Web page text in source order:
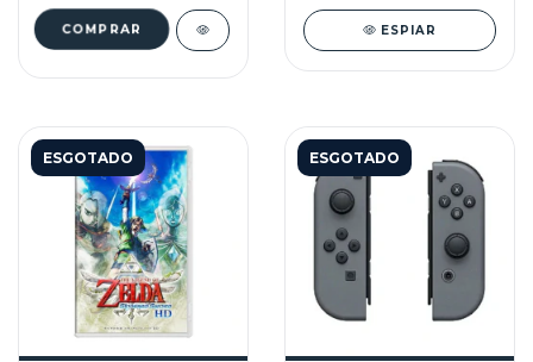
ESPIAR
ESGOTADO ESGOTADO